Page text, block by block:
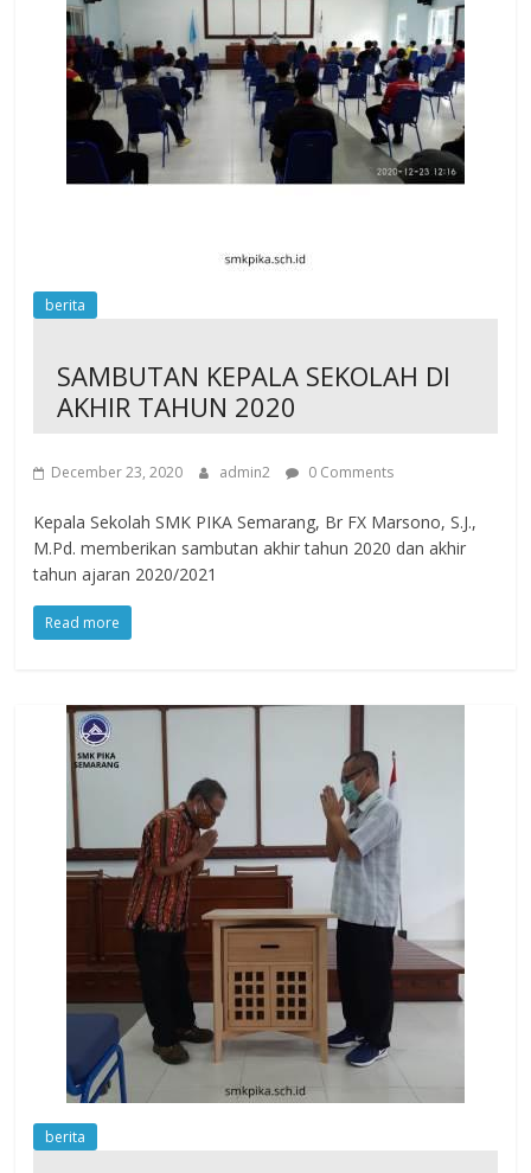
berita
SAMBUTAN KEPALA SEKOLAH DI
AKHIR TAHUN 2020
December 23, 2020 admin2 0 Comments
Kepala Sekolah SMK PIKA Semarang, Br FX Marsono, S.J.,
M.Pd. memberikan sambutan akhir tahun 2020 dan akhir
tahun ajaran 2020/2021
Read more
berita